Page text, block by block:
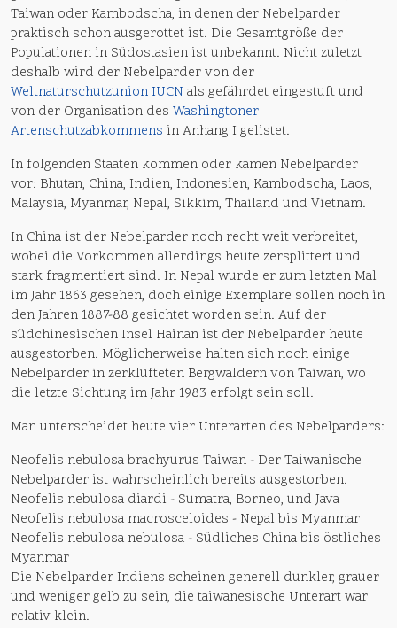
Taiwan oder Kambodscha, in denen der Nebelparder
praktisch schon ausgerottet ist. Die Gesamtgröße der
Populationen in Südostasien ist unbekannt. Nicht zuletzt
deshalb wird der Nebelparder von der
Weltnaturschutzunion IUCN als gefährdet eingestuft und
von der Organisation des Washingtoner
Artenschutzabkommens in Anhang I gelistet.
In folgenden Staaten kommen oder kamen Nebelparder
vor: Bhutan, China, Indien, Indonesien, Kambodscha, Laos,
Malaysia, Myanmar, Nepal, Sikkim, Thailand und Vietnam.
In China ist der Nebelparder noch recht weit verbreitet,
wobei die Vorkommen allerdings heute zersplittert und
stark fragmentiert sind. In Nepal wurde er zum letzten Mal
im Jahr 1863 gesehen, doch einige Exemplare sollen noch in
den Jahren 1887-88 gesichtet worden sein. Auf der
südchinesischen Insel Hainan ist der Nebelparder heute
ausgestorben. Möglicherweise halten sich noch einige
Nebelparder in zerklüfteten Bergwäldern von Taiwan, wo
die letzte Sichtung im Jahr 1983 erfolgt sein soll.
Man unterscheidet heute vier Unterarten des Nebelparders:
Neofelis nebulosa brachyurus Taiwan - Der Taiwanische
Nebelparder ist wahrscheinlich bereits ausgestorben.
Neofelis nebulosa diardi - Sumatra, Borneo, und Java
Neofelis nebulosa macrosceloides - Nepal bis Myanmar
Neofelis nebulosa nebulosa - Südliches China bis östliches
Myanmar
Die Nebelparder Indiens scheinen generell dunkler, grauer
und weniger gelb zu sein, die taiwanesische Unterart war
relativ klein.